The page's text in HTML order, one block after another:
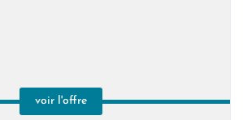
voir l'offre